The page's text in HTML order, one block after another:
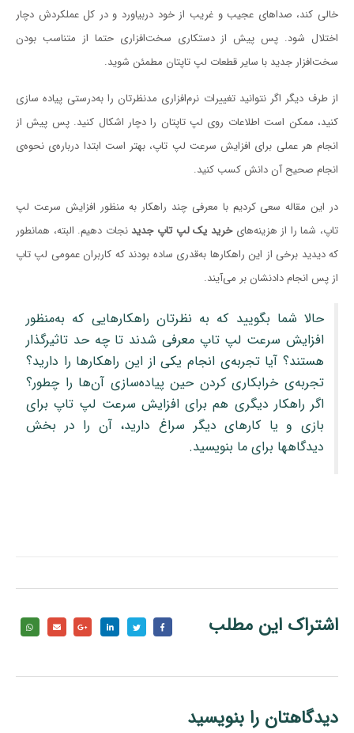
خالی کند، صداهای عجیب و غریب از خود دربیاورد و در کل عملکردش دچار
اختلال شود. پس پیش از دستکاری سخت‌افزاری حتما از متناسب بودن
سخت‌افزار جدید با سایر قطعات لپ تاپتان مطمئن شوید.
از طرف دیگر اگر نتوانید تغییرات نرم‌افزاری مدنظرتان را به‌درستی پیاده سازی
کنید، ممکن است اطلاعات روی لپ تاپتان را دچار اشکال کنید. پس پیش از
انجام هر عملی برای افزایش سرعت لپ تاپ، بهتر است ابتدا درباره‌ی نحوه‌ی
انجام صحیح آن دانش کسب کنید.
در این مقاله سعی کردیم با معرفی چند راهکار به منظور افزایش سرعت لپ
تاپ، شما را از هزینه‌هایخرید یک لپ تاپ جدیدنجات دهیم. البته، همانطور
که دیدید برخی از این راهکارها به‌قدری ساده بودند که کاربران عمومی لپ تاپ
از پس انجام دادنشان بر می‌آیند.
حالا شما بگویید که به نظرتان راهکارهایی که به‌منظور
افزایش سرعت لپ تاپ معرفی شدند تا چه حد تاثیر‌گذار
هستند؟ آیا تجربه‌ی انجام یکی از این راهکارها را دارید؟
تجربه‌ی خرابکاری کردن حین پیاده‌سازی آن‌ها را چطور؟
اگر راهکار دیگری هم برای افزایش سرعت لپ تاپ برای
بازی و یا کارهای دیگر سراغ دارید، آن را در بخش
دیدگاهها برای ما بنویسید.
اشتراک این مطلب
دیدگاهتان را بنویسید